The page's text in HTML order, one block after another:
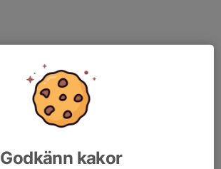
Godkänn kakor